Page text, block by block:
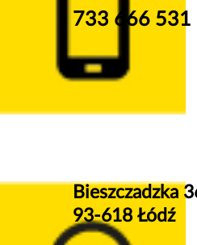
733 666 531
Bieszczadzka
93-618 Łódź